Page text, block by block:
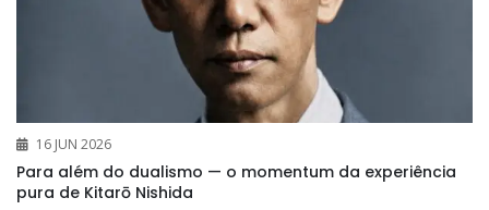
16 JUN 2026
Para além do dualismo — o momentum da experiência
pura de Kitarō Nishida